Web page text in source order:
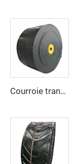
Courroie transporteuse résistante aux hautes températures, robuste pour les secteurs du ciment, de l’acier et de l’exploitation minière